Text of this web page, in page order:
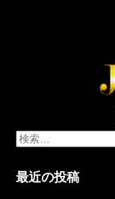
検
最近の投稿